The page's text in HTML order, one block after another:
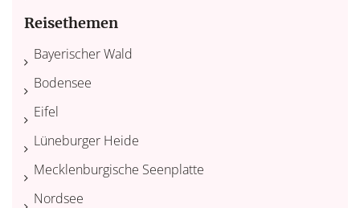
Reisethemen
Bayerischer Wald
Bodensee
Eifel
Lüneburger Heide
Mecklenburgische Seenplatte
Nordsee